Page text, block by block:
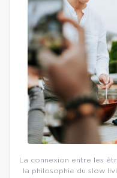
La connexion entre les
la philosophie du slow